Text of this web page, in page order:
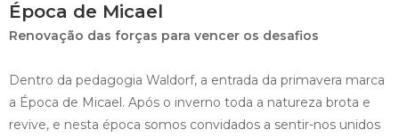
Época de Micael
Renovação das forças para vencer os desafios
Dentro da pedagogia Waldorf, a entrada da primavera marca
a Época de Micael. Após o inverno toda a natureza brota e
revive, e nesta época somos convidados a sentir-nos unidos